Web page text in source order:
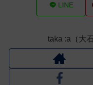
LINE
taka :a（大